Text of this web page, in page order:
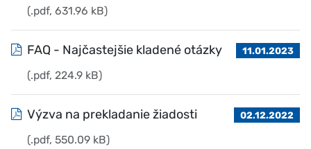
(.pdf, 631.96 kB)
FAQ - Najčastejšie kladené otázky
(.pdf, 224.9 kB)
11.01.2023
Výzva na prekladanie žiadosti
(.pdf, 550.09 kB)
02.12.2022